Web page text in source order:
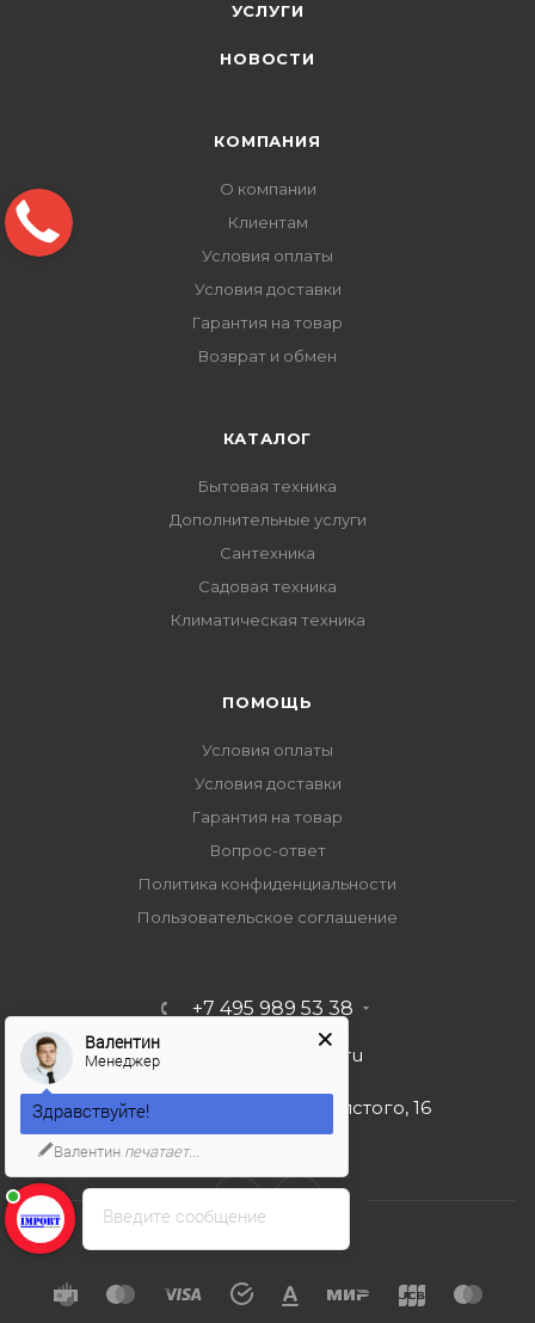
УСЛУГИ
НОВОСТИ
КОМПАНИЯ
О компании
Клиентам
Условия оплаты
Условия доставки
Гарантия на товар
Возврат и обмен
КАТАЛОГ
Бытовая техника
Дополнительные услуги
Сантехника
Садовая техника
Климатическая техника
ПОМОЩЬ
Условия оплаты
Условия доставки
Гарантия на товар
Вопрос-ответ
Политика конфиденциальности
Пользовательское соглашение
+7 495 989 53 38
import-bt@bk.ru
г. Москва, ул. Льва Толстого, 16
Введите сообщение
Валентин
Менеджер
Здравствуйте!
Валентин печатает...